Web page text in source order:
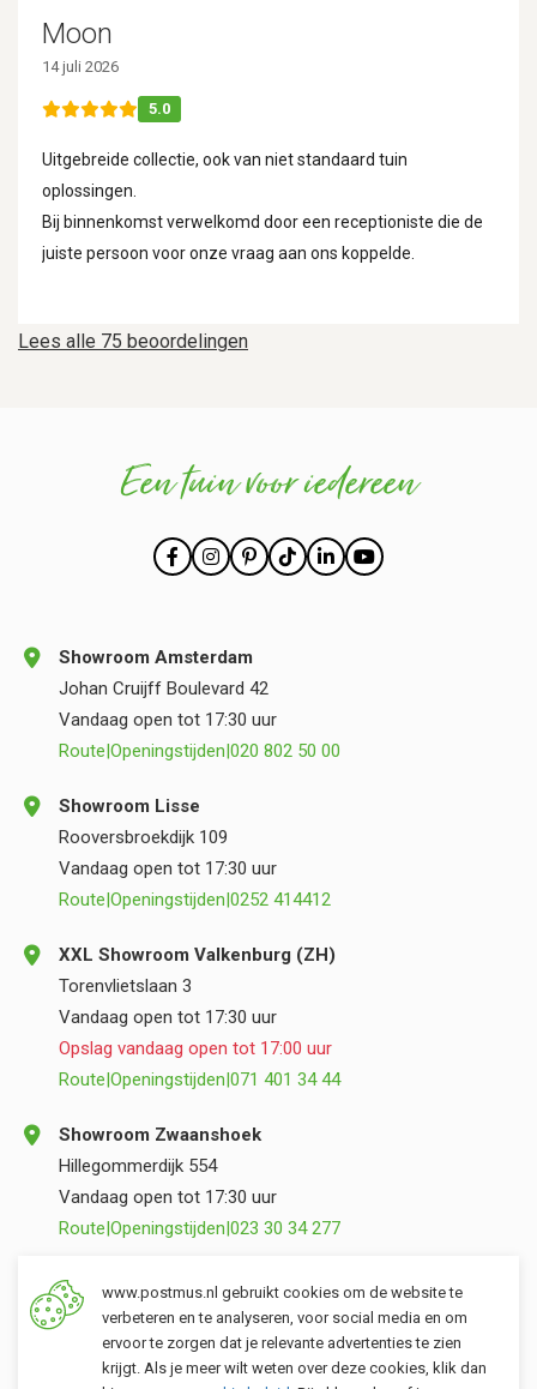
Lees alle 75 beoordelingen
Moon
14 juli 2026
5.0
Uitgebreide collectie, ook van niet standaard tuin
oplossingen.
Bij binnenkomst verwelkomd door een receptioniste die de
juiste persoon voor onze vraag aan ons koppelde.
Een tuin voor iedereen
Showroom Amsterdam
Johan Cruijff Boulevard 42
Vandaag open tot 17:30 uur
Route|Openingstijden|020 802 50 00
Showroom Lisse
Rooversbroekdijk 109
Vandaag open tot 17:30 uur
Route|Openingstijden|0252 414412
XXL Showroom Valkenburg (ZH)
Torenvlietslaan 3
Vandaag open tot 17:30 uur
Opslag vandaag open tot 17:00 uur
Route|Openingstijden|071 401 34 44
Showroom Zwaanshoek
Hillegommerdijk 554
Vandaag open tot 17:30 uur
Route|Openingstijden|023 30 34 277
Opslag Valkenburg (ZH)
Torenvlietslaan 3
Vandaag open tot 17:00 uur
Route|Openingstijden |071 401 34 44
www.postmus.nl gebruikt cookies om de website te
verbeteren en te analyseren, voor social media en om
ervoor te zorgen dat je relevante advertenties te zien
krijgt. Als je meer wilt weten over deze cookies, klik dan